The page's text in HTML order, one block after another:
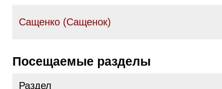
Сащенко (Сащенок)
Посещаемые разделы
Раздел